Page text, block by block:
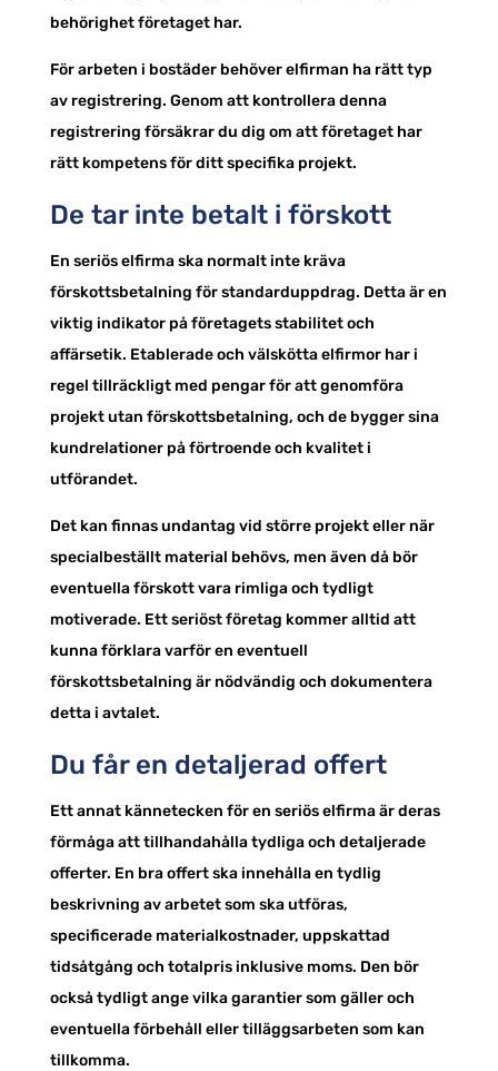
behörighet företaget har.
För arbeten i bostäder behöver elfirman ha rätt typ
av registrering. Genom att kontrollera denna
registrering försäkrar du dig om att företaget har
rätt kompetens för ditt specifika projekt.
De tar inte betalt i förskott
En seriös elfirma ska normalt inte kräva
förskottsbetalning för standarduppdrag. Detta är en
viktig indikator på företagets stabilitet och
affärsetik. Etablerade och välskötta elfirmor har i
regel tillräckligt med pengar för att genomföra
projekt utan förskottsbetalning, och de bygger sina
kundrelationer på förtroende och kvalitet i
utförandet.
Det kan finnas undantag vid större projekt eller när
specialbeställt material behövs, men även då bör
eventuella förskott vara rimliga och tydligt
motiverade. Ett seriöst företag kommer alltid att
kunna förklara varför en eventuell
förskottsbetalning är nödvändig och dokumentera
detta i avtalet.
Du får en detaljerad offert
Ett annat kännetecken för en seriös elfirma är deras
förmåga att tillhandahålla tydliga och detaljerade
offerter. En bra offert ska innehålla en tydlig
beskrivning av arbetet som ska utföras,
specificerade materialkostnader, uppskattad
tidsåtgång och totalpris inklusive moms. Den bör
också tydligt ange vilka garantier som gäller och
eventuella förbehåll eller tilläggsarbeten som kan
tillkomma.